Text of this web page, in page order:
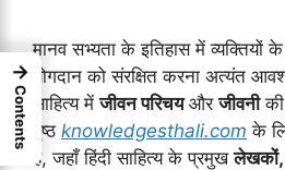
मानव सभ्यता के इतिहास में व्यक्तियों
योगदान को संरक्षित करना अत्यंत
साहित्य मेंजीवन परिचयऔरजीवनीकी
पृष्ठ knowledgesthali.com के
है, जहाँ हिंदी साहित्य के प्रमुखलेखकों,
→
Contents